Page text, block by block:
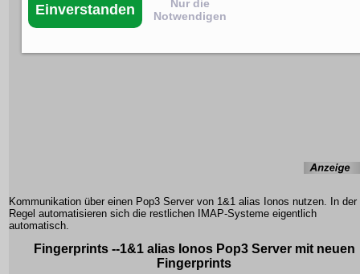
Kommunikation über einen Pop3 Server von 1&1 alias Ionos nutzen. In der
Regel automatisieren sich die restlichen IMAP-Systeme eigentlich
automatisch.
Fingerprints --1&1 alias Ionos Pop3 Server mit neuen
Fingerprints
Einverstanden
Nur die
Notwendigen